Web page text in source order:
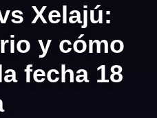
Xelajú:
y cómo
fecha 18